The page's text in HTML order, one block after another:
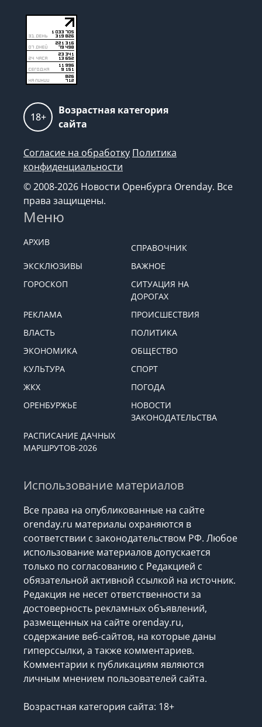
18+
Возрастная категория
сайта
Согласие на обработку Политика
конфиденциальности
© 2008-2026 Новости Оренбурга Orenday. Все
права защищены.
Меню
АРХИВ
СПРАВОЧНИК
ЭКСКЛЮЗИВЫ
ВАЖНОЕ
ГОРОСКОП
СИТУАЦИЯ НА
ДОРОГАХ
РЕКЛАМА
ПРОИСШЕСТВИЯ
ВЛАСТЬ
ПОЛИТИКА
ЭКОНОМИКА
ОБЩЕСТВО
КУЛЬТУРА
СПОРТ
ЖКХ
ПОГОДА
ОРЕНБУРЖЬЕ
НОВОСТИ
ЗАКОНОДАТЕЛЬСТВА
РАСПИСАНИЕ ДАЧНЫХ
МАРШРУТОВ-2026
Использование материалов
Все права на опубликованные на сайте
orenday.ru материалы охраняются в
соответствии с законодательством РФ. Любое
использование материалов допускается
только по согласованию с Редакцией с
обязательной активной ссылкой на источник.
Редакция не несет ответственности за
достоверность рекламных объявлений,
размещенных на сайте orenday.ru,
содержание веб-сайтов, на которые даны
гиперссылки, а также комментариев.
Комментарии к публикациям являются
личным мнением пользователей сайта.
Возрастная категория сайта: 18+